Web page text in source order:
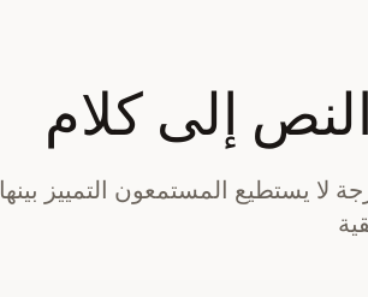
إلى كلام
لا يستطيع المستمعون التمييز بينها